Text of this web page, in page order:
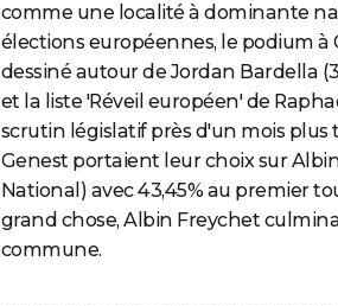
comme une localité à dominante
élections européennes, le podium
dessiné autour de Jordan Bardella
et la liste 'Réveil européen' de
scrutin législatif près d'un mois plus
Genest portaient leur choix sur
National) avec 43,45% au premier
grand chose, Albin Freychet
commune.